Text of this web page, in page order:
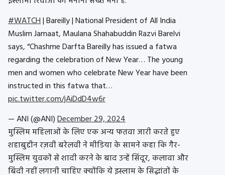
#WATCH| Bareilly | National President of All India
Muslim Jamaat, Maulana Shahabuddin Razvi Barelvi
says, “Chashme Darfta Bareilly has issued a fatwa
regarding the celebration of New Year… The young
men and women who celebrate New Year have been
instructed in this fatwa that…
pic.twitter.com/jAiDdD4w6r
— ANI (@ANI)December 29, 2024
मुस्लिम महिलाओं के लिए एक अन्य फतवा जारी करते हुए
शहाबुद्दीन रज़वी बरेलवी ने मीडिया के सामने कहा कि गैर-
मुस्लिम युवकों से शादी करने के बाद उन्हें सिंदूर, कलावा और
बिंदी नहीं लगानी चाहिए क्योंकि ये इस्लाम के सिद्धांतों के